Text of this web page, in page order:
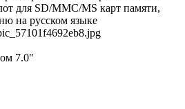
для SD/MMC/MS карт памяти,
на русском языке
7.0"